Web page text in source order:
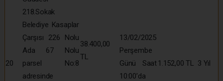
20
218.Sokak
Belediye Kasaplar
Çarşısı 226 Nolu
Ada 67 Nolu
parsel No:8
adresinde
38.400,00
TL
13/02/2025
Perşembe
Günü Saat
10:00’da
1.152,00 TL 3 Yıl